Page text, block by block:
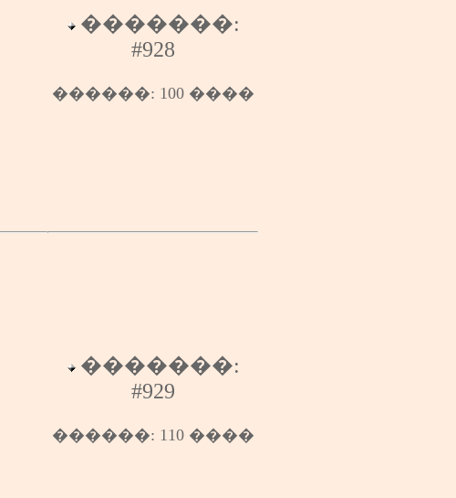
�������:
#928
������: 100 ����
�������:
#929
������: 110 ����